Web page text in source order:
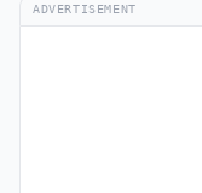
ADVERTISEMENT